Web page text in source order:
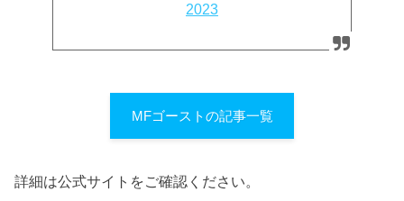
2023
MFゴーストの記事一覧
詳細は公式サイトをご確認ください。